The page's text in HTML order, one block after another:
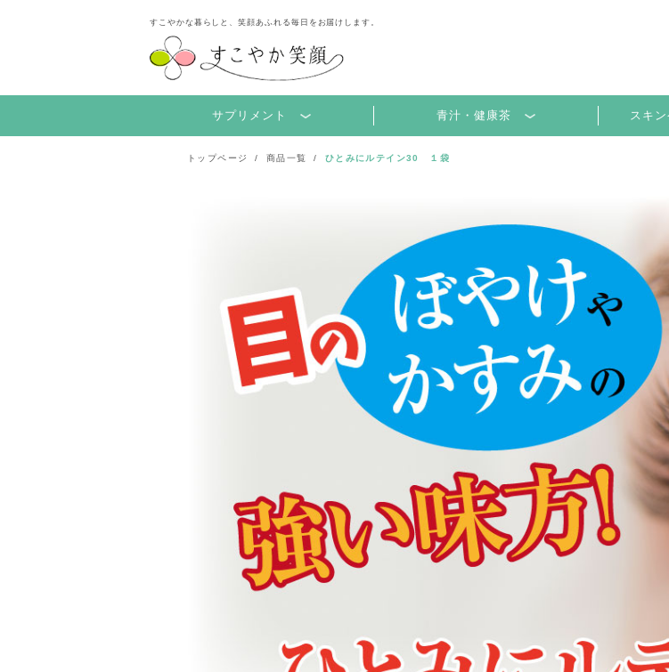
すこやかな暮らしと、笑顔あふれる毎日をお届けします。
サプリメント 青汁・健康茶 スキ
トップページ 商品一覧 ひとみにルテイン30 １袋